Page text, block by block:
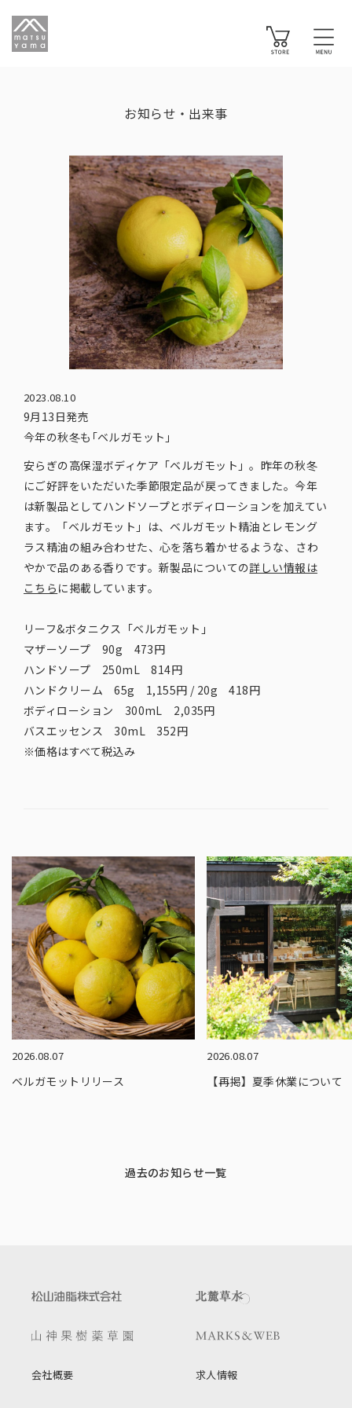
お知らせ・出来事
2023.08.10
9月13日発売
今年の秋冬も｢ベルガモット｣
安らぎの高保湿ボディケア「ベルガモット」。昨年の秋冬
にご好評をいただいた季節限定品が戻ってきました。今年
は新製品としてハンドソープとボディローションを加えてい
ます。「ベルガモット」は、ベルガモット精油とレモング
ラス精油の組み合わせた、心を落ち着かせるような、さわ
やかで品のある香りです。新製品についての詳しい情報は
こちら に掲載しています。
リーフ&ボタニクス「ベルガモット」
マザーソープ 90g 473円
ハンドソープ 250mL 814円
ハンドクリーム 65g 1,155円 / 20g 418円
ボディローション 300mL 2,035円
バスエッセンス 30mL 352円
※価格はすべて税込み
2026.08.07
ベルガモットリリース
2026.08.07
【再掲】夏季休業について
過去のお知らせ一覧
会社概要 求人情報